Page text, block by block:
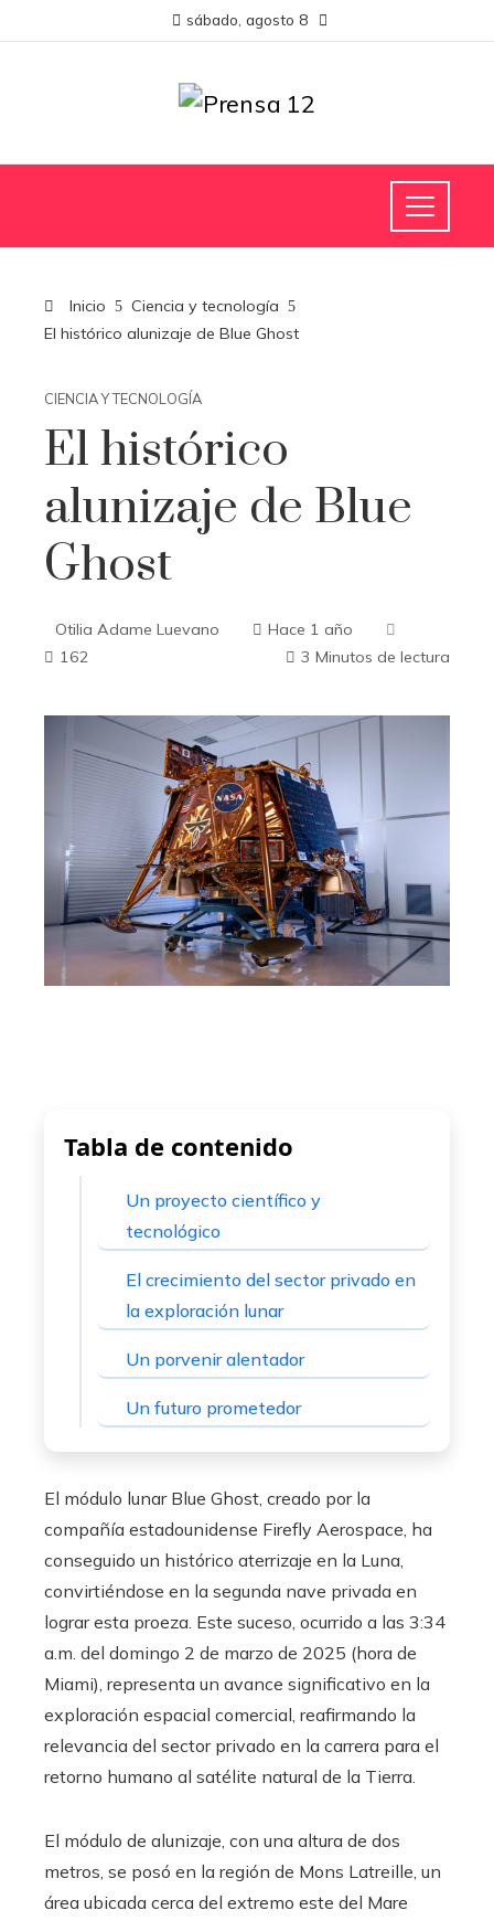
sábado, agosto 8
Inicio
Ciencia y tecnología
El histórico alunizaje de Blue Ghost
CIENCIA Y TECNOLOGÍA
El histórico
alunizaje de Blue
Ghost
Otilia Adame Luevano
Hace 1 año
162
3 Minutos de lectura
Tabla de contenido
Un proyecto científico y
tecnológico
El crecimiento del sector privado en
la exploración lunar
Un porvenir alentador
Un futuro prometedor
El módulo lunar Blue Ghost, creado por la
compañía estadounidense Firefly Aerospace, ha
conseguido un histórico aterrizaje en la Luna,
convirtiéndose en la segunda nave privada en
lograr esta proeza. Este suceso, ocurrido a las 3:34
a.m. del domingo 2 de marzo de 2025 (hora de
Miami), representa un avance significativo en la
exploración espacial comercial, reafirmando la
relevancia del sector privado en la carrera para el
retorno humano al satélite natural de la Tierra.
El módulo de alunizaje, con una altura de dos
metros, se posó en la región de Mons Latreille, un
área ubicada cerca del extremo este del Mare